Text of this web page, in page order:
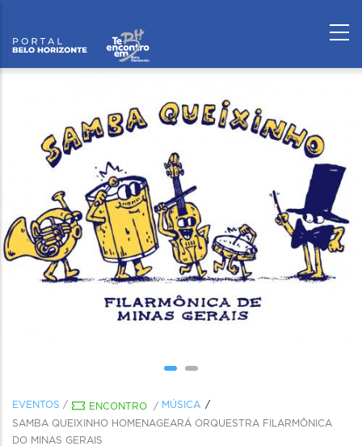
EVENTOS / ENCONTRO / MÚSICA
SAMBA QUEIXINHO HOMENAGEARÁ ORQUESTRA FILARMÔNICA
DO MINAS GERAIS